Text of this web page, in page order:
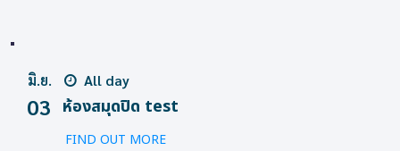
มิ.ย.
03
All day
ห้องสมุดปิด test
FIND OUT MORE